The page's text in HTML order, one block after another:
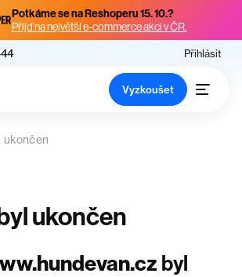
Potkáme se na Reshoperu 15. 10.?
Přijď na největší e-commerce akci v ČR.
Přihlásit
Vyzkoušet
ukončen
ukončen
byl